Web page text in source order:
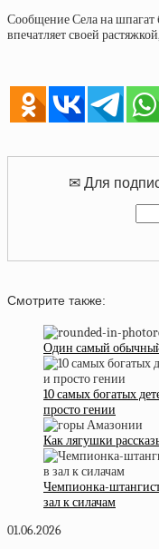
Сообщение Села на шпагат
впечатляет своей
✉ Для
Смотрите также:
Один самый
10 самых богатых
просто гении
Как лягушки
Чемпионка-
зал к силачам
01.06.2026